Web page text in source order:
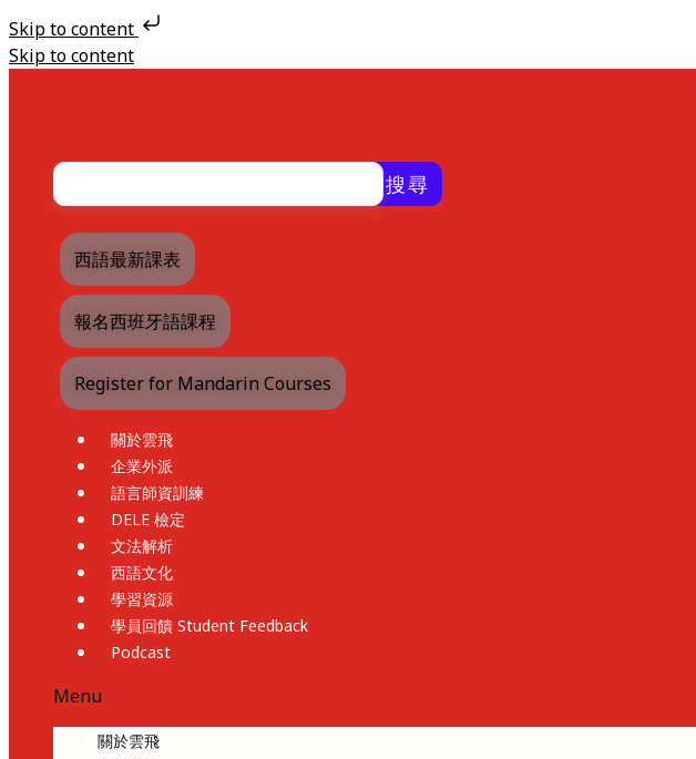
Skip to content
Skip to content
搜尋
西語最新課表
報名西班牙語課程
Register for Mandarin Courses
關於雲飛
企業外派
語言師資訓練
DELE 檢定
文法解析
西語文化
學習資源
學員回饋 Student Feedback
Podcast
Menu
關於雲飛